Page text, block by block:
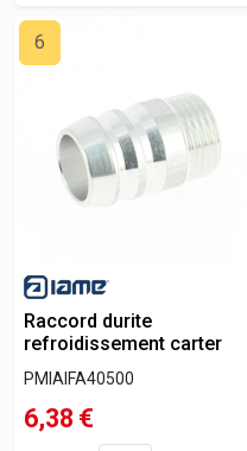
6
Raccord durite
refroidissement carter
PMIAIFA40500
6,38 €